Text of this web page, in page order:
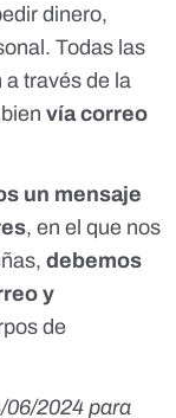
dinero,
Todas las
a través de la
vía correo
un mensaje
, en el que nos
debemos
y
de
06/2024 para